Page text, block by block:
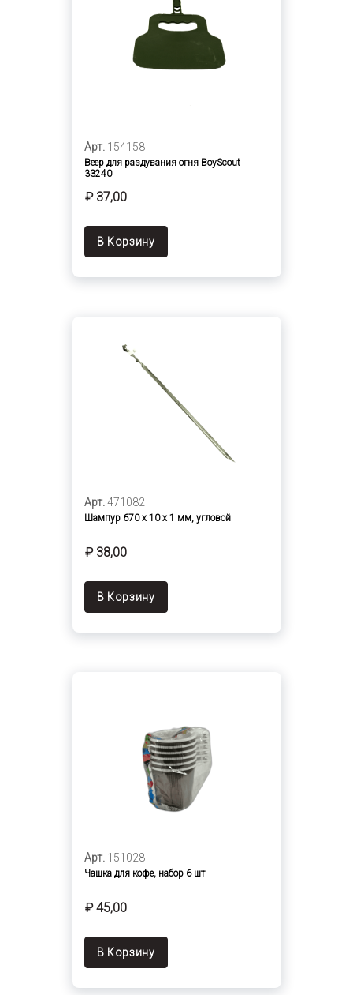
Арт. 154158
Веер для раздувания огня BoyScout
33240
₽ 37,00
В Корзину
Арт. 471082
Шампур 670 х 10 х 1 мм, угловой
₽ 38,00
В Корзину
Арт. 151028
Чашка для кофе, набор 6 шт
₽ 45,00
В Корзину